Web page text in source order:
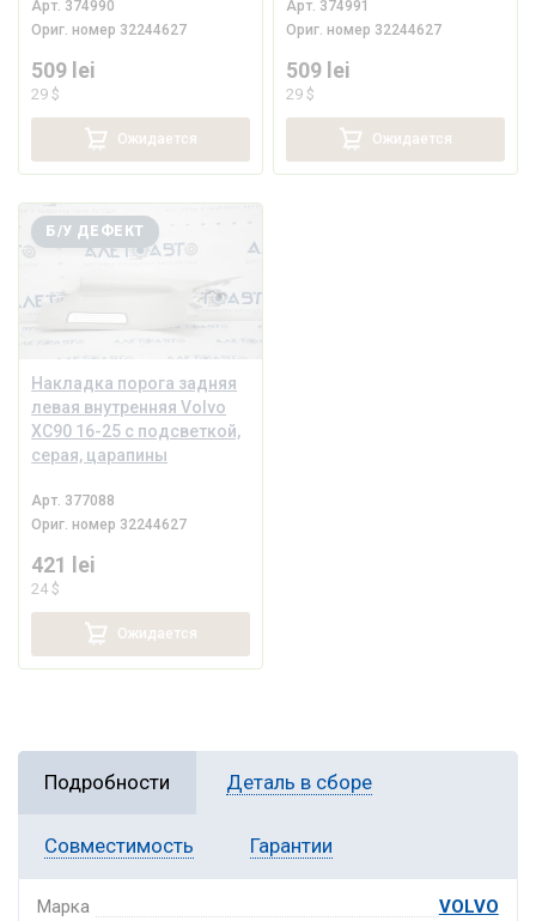
Арт. 374990
Ориг. номер 32244627
509 lei
29 $
Ожидается
Арт. 374991
Ориг. номер 32244627
509 lei
29 $
Ожидается
Накладка порога задняя
левая внутренняя Volvo
XC90 16-25 с подсветкой,
серая, царапины
Б/У ДЕФЕКТ
Арт. 377088
Ориг. номер 32244627
421 lei
24 $
Ожидается
Подробности Деталь в сборе
Совместимость Гарантии
Марка VOLVO